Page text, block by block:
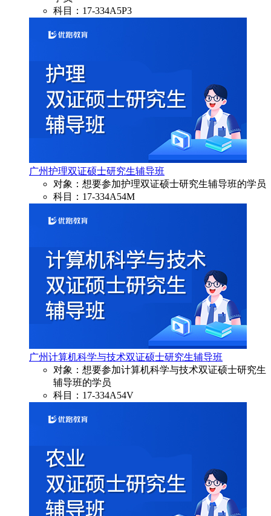
科目：17-334A5P3
广州护理双证硕士研究生辅导班
对象：想要参加护理双证硕士研究生辅导班的学员
科目：17-334A54M
广州计算机科学与技术双证硕士研究生辅导班
对象：想要参加计算机科学与技术双证硕士研究生
辅导班的学员
科目：17-334A54V